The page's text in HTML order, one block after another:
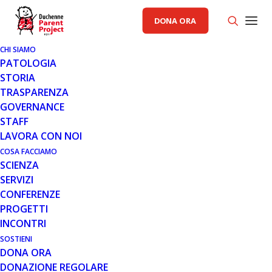
DONA ORA
CHI SIAMO
PATOLOGIA
STORIA
TRASPARENZA
GOVERNANCE
STAFF
LAVORA CON NOI
COSA FACCIAMO
SCIENZA
SERVIZI
CONFERENZE
PROGETTI
INCONTRI
SOSTIENI
DONA ORA
DONAZIONE REGOLARE
AREA SCIENZA PP
19 LUG 2017
RECLUTAMENTO STUDIO
CLINICO ESSENCE PER IL
REGISTRO PAZIENTI